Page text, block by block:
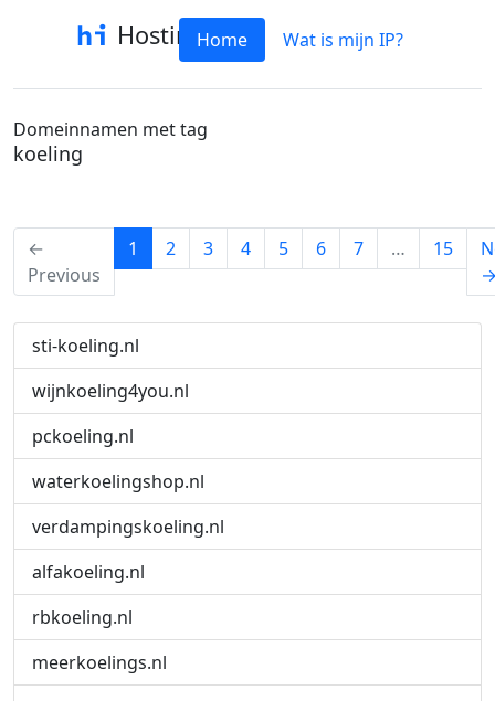
HostinfoHome Wat is mijn IP?
Domeinnamen met tag
koeling
←
Previous
1 (current)
2 3 4 5 6 7 … 15
sti-koeling.nl
wijnkoeling4you.nl
pckoeling.nl
waterkoelingshop.nl
verdampingskoeling.nl
alfakoeling.nl
rbkoeling.nl
meerkoelings.nl